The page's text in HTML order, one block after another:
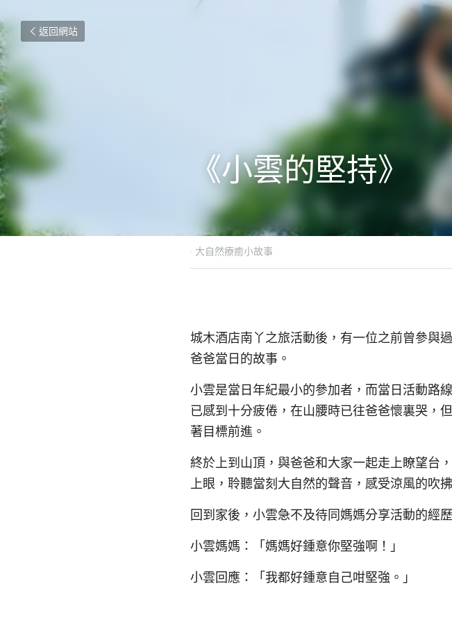
返回網站
《小雲的堅持》
2021年10月2日·大自然療癒小故事
城木酒店南丫之旅活動後，有一位之前曾參與
爸爸當日的故事。
小雲是當日年紀最小的參加者，而當日活動路
已感到十分疲倦，在山腰時已往爸爸懷裏哭，
著目標前進。
終於上到山頂，與爸爸和大家一起走上瞭望台
上眼，聆聽當刻大自然的聲音，感受涼風的吹
回到家後，小雲急不及待同媽媽分享活動的經
小雲媽媽：「媽媽好鍾意你堅強啊！」
小雲回應：「我都好鍾意自己咁堅強。」